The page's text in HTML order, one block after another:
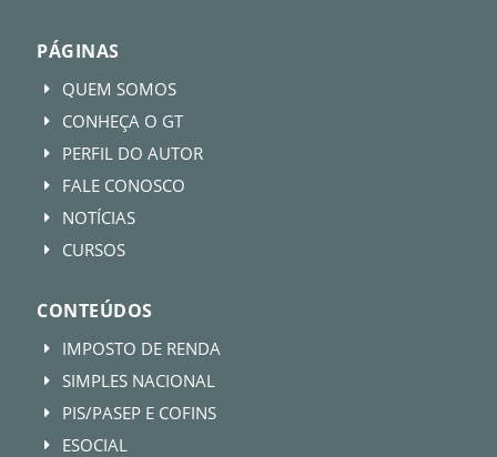
PÁGINAS
E QUEM SOMOS
E CONHEÇA O GT
E PERFIL DO AUTOR
E FALE CONOSCO
E NOTÍCIAS
E CURSOS
CONTEÚDOS
E IMPOSTO DE RENDA
E SIMPLES NACIONAL
E PIS/PASEP E COFINS
E ESOCIAL